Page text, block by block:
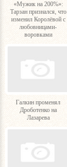
«Мужик на 200%»:
Тарзан признался, что
изменил Королёвой с
любовницами-
воровками
Галкин променял
Дроботенко на
Лазарева